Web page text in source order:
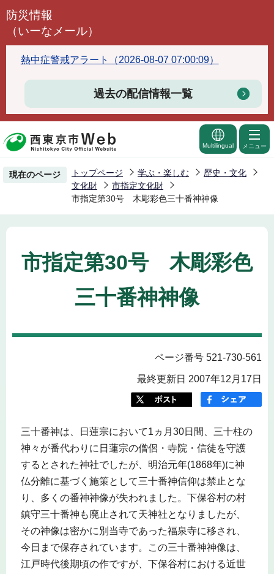
こ
頭
で
防災情報
（いーなメール）
熱中症警戒アラート（2026-08-07 07:00:09）
過去の配信情報一覧
Multilingual メニュー
現在のページ トップページ 学ぶ・楽しむ
歴史・文化
文化財
市指定文化財
市指定第30号 木彫彩色三十番神神像
市指定第30号 木彫彩色
三十番神神像
ページ番号 521-730-561
最終更新日 2007年12月17日
三十番神は、日蓮宗において1ヵ月30日間、三十柱の
神々が番代わりに日蓮宗の僧侶・寺院・信徒を守護
するとされた神社でしたが、明治元年(1868年)に神
仏分離に基づく施策として三十番神信仰は禁止とな
り、多くの番神神像が失われました。下保谷村の村
鎮守三十番神も廃止されて天神社となりましたが、
その神像は密かに別当寺であった福泉寺に移され、
今日まで保存されています。この三十番神神像は、
江戸時代後期頃の作ですが、下保谷村における近世